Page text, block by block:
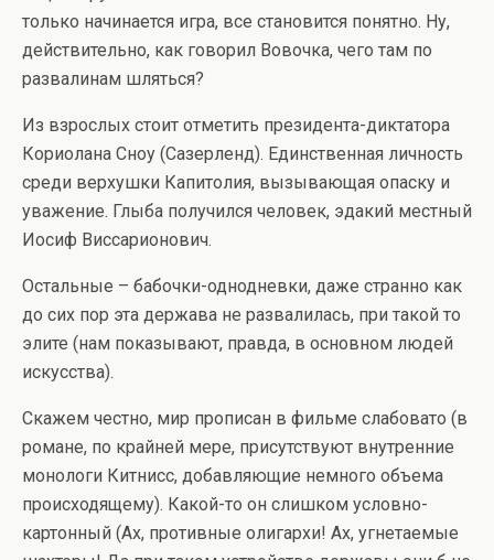
только начинается игра, все становится понятно. Ну,
действительно, как говорил Вовочка, чего там по
развалинам шляться?
Из взрослых стоит отметить президента-диктатора
Кориолана Сноу (Сазерленд). Единственная личность
среди верхушки Капитолия, вызывающая опаску и
уважение. Глыба получился человек, эдакий местный
Иосиф Виссарионович.
Остальные – бабочки-однодневки, даже странно как
до сих пор эта держава не развалилась, при такой то
элите (нам показывают, правда, в основном людей
искусства).
Скажем честно, мир прописан в фильме слабовато (в
романе, по крайней мере, присутствуют внутренние
монологи Китнисс, добавляющие немного объема
происходящему). Какой-то он слишком условно-
картонный (Ах, противные олигархи! Ах, угнетаемые